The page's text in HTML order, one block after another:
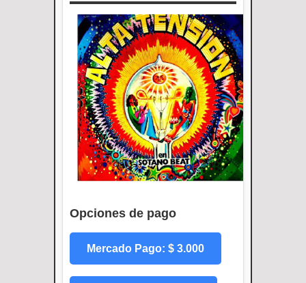
Opciones de pago
Mercado Pago: $ 3.000